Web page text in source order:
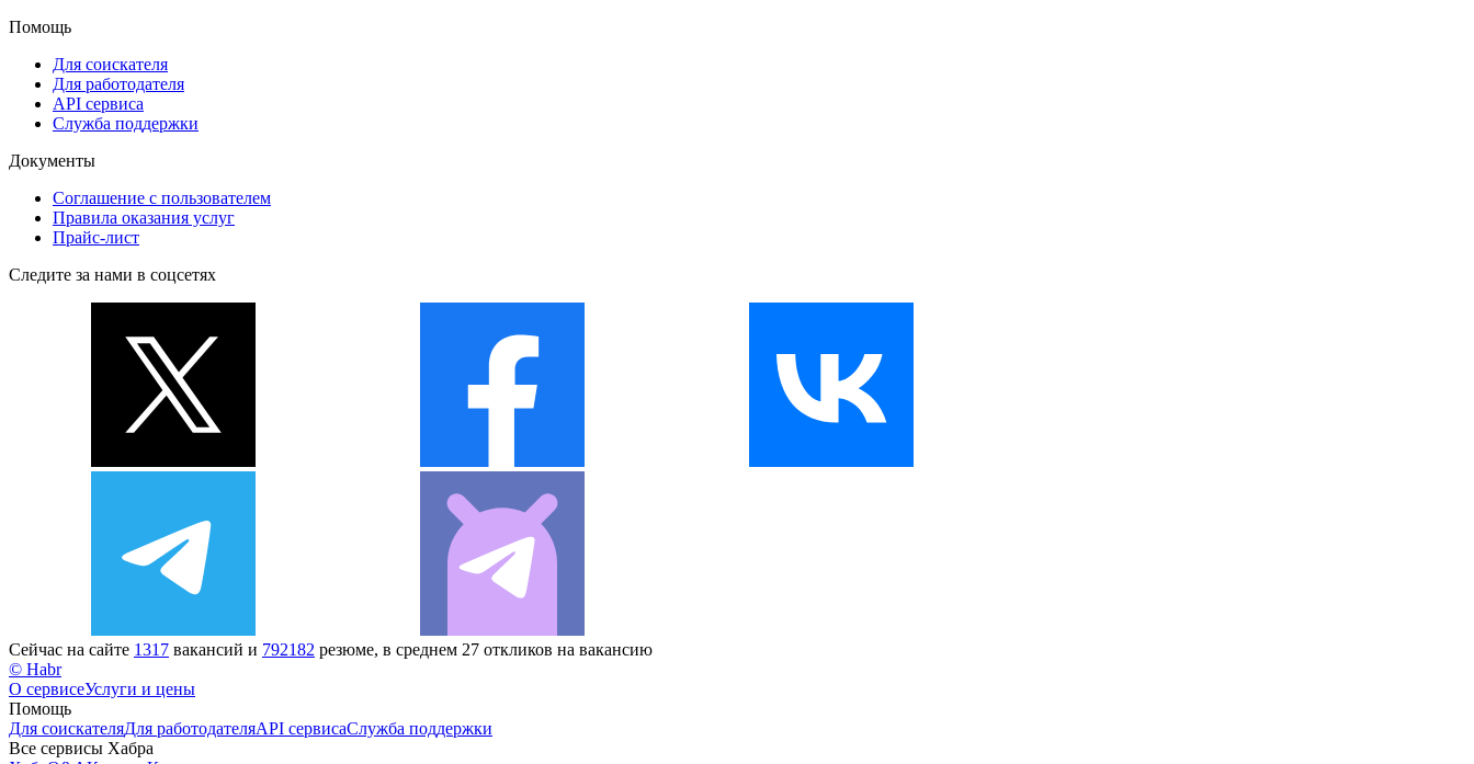
Помощь
Для соискателя
Для работодателя
API сервиса
Служба поддержки
Документы
Соглашение с пользователем
Правила оказания услуг
Прайс-лист
Следите за нами в соцсетях
Сейчас на сайте 1317 вакансий и 792182 резюме, в среднем 27 откликов на вакансию
© Habr
О сервисеУслуги и цены
Помощь
Для соискателяДля работодателяAPI сервисаСлужба поддержки
Все сервисы Хабра